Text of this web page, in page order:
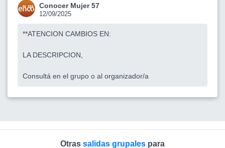
Conocer Mujer 57
12/09/2025
**ATENCION CAMBIOS EN:
LA DESCRIPCION,
Consultá en el grupo o al organizador/a
Otras salidas grupales para